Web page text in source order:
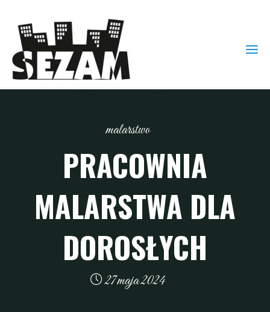
malarstwo
PRACOWNIA
MALARSTWA DLA
DOROSŁYCH
27 maja 2024